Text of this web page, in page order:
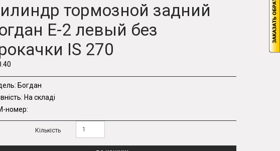
тормозной задний
Е-2 левый без
IS 270
Богдан
На складі
номер:
Кількість